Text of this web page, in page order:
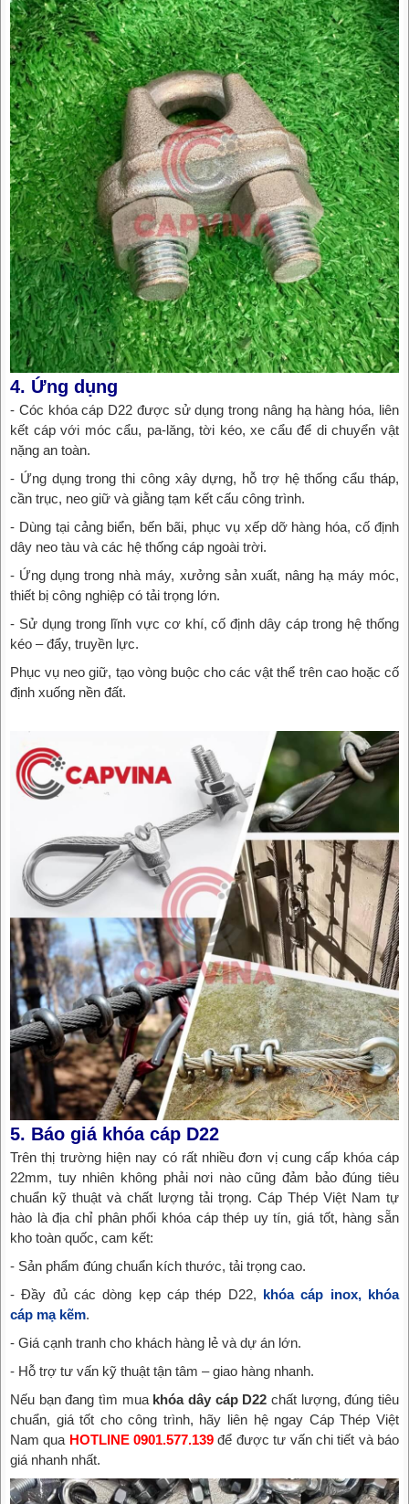
4. Ứng dụng
- Cóc khóa cáp D22 được sử dụng trong nâng hạ hàng hóa, liên
kết cáp với móc cẩu, pa-lăng, tời kéo, xe cẩu để di chuyển vật
nặng an toàn.
- Ứng dụng trong thi công xây dựng, hỗ trợ hệ thống cẩu tháp,
cần trục, neo giữ và giằng tạm kết cấu công trình.
- Dùng tại cảng biển, bến bãi, phục vụ xếp dỡ hàng hóa, cố định
dây neo tàu và các hệ thống cáp ngoài trời.
- Ứng dụng trong nhà máy, xưởng sản xuất, nâng hạ máy móc,
thiết bị công nghiệp có tải trọng lớn.
- Sử dụng trong lĩnh vực cơ khí, cố định dây cáp trong hệ thống
kéo – đẩy, truyền lực.
Phục vụ neo giữ, tạo vòng buộc cho các vật thể trên cao hoặc cố
định xuống nền đất.
5. Báo giá khóa cáp D22
Trên thị trường hiện nay có rất nhiều đơn vị cung cấp khóa cáp
22mm, tuy nhiên không phải nơi nào cũng đảm bảo đúng tiêu
chuẩn kỹ thuật và chất lượng tải trọng. Cáp Thép Việt Nam tự
hào là địa chỉ phân phối khóa cáp thép uy tín, giá tốt, hàng sẵn
kho toàn quốc, cam kết:
- Sản phẩm đúng chuẩn kích thước, tải trọng cao.
- Đầy đủ các dòng kẹp cáp thép D22, khóa cáp inox, khóa
cáp mạ kẽm.
- Giá cạnh tranh cho khách hàng lẻ và dự án lớn.
- Hỗ trợ tư vấn kỹ thuật tận tâm – giao hàng nhanh.
Nếu bạn đang tìm mua khóa dây cáp D22 chất lượng, đúng tiêu
chuẩn, giá tốt cho công trình, hãy liên hệ ngay Cáp Thép Việt
Nam qua HOTLINE 0901.577.139 để được tư vấn chi tiết và báo
giá nhanh nhất.